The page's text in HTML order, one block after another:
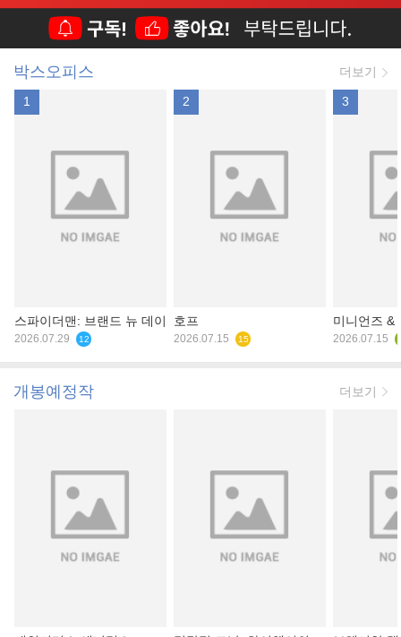
박스오피스 더보기
1
스파이더맨: 브랜드 뉴 데이
2026.07.29 12
2
호프
2026.07.15 15
3
미니언즈 &
2026.07.15
개봉예정작 더보기